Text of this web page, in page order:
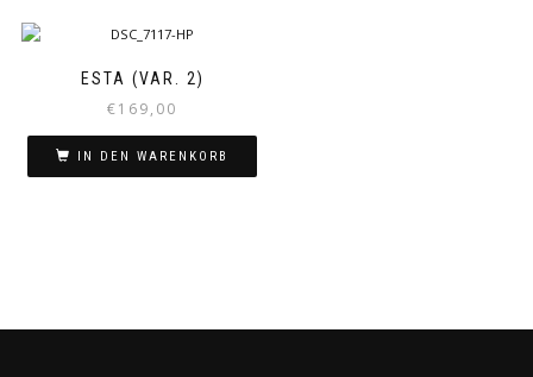
ESTA (VAR. 2)
€169,00
IN DEN WARENKORB